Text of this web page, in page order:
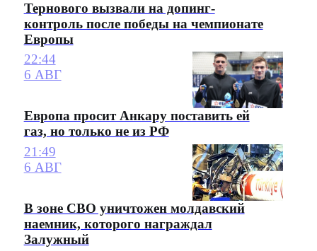
Тернового вызвали на допинг-
контроль после победы на чемпионате
Европы
22:44
6 АВГ
Европа просит Анкару поставить ей
газ, но только не из РФ
21:49
6 АВГ
В зоне СВО уничтожен молдавский
наемник, которого награждал
Залужный